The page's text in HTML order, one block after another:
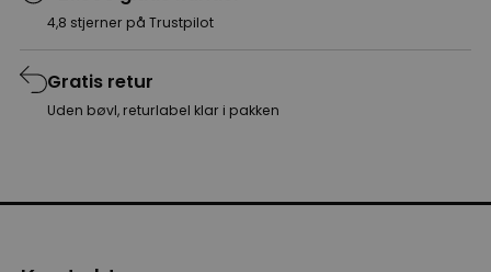
4,8 stjerner på Trustpilot
Gratis retur
Uden bøvl, returlabel klar i pakken